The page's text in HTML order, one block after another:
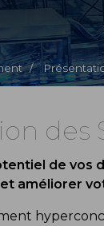
/
des
de vos
améliorer